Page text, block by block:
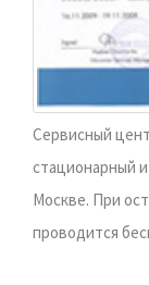
Сервисный
стационарный
Москве. При
проводится